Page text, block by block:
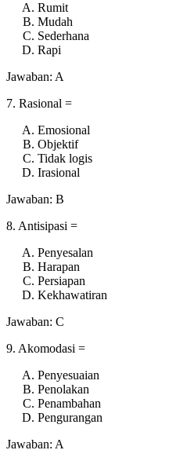
Rumit
Mudah
Sederhana
Rapi
Jawaban: A
7. Rasional =
Emosional
Objektif
Tidak logis
Irasional
Jawaban: B
8. Antisipasi =
Penyesalan
Harapan
Persiapan
Kekhawatiran
Jawaban: C
9. Akomodasi =
Penyesuaian
Penolakan
Penambahan
Pengurangan
Jawaban: A